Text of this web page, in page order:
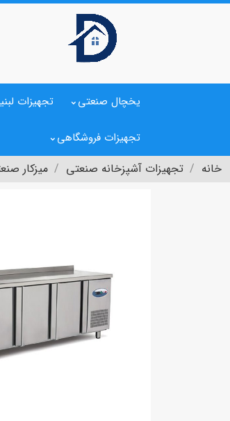
یخچال صنعتی تجهیزات
تجهیزات فروشگاهی
خانه تجهیزات آشپزخانه صنعتی میزکار